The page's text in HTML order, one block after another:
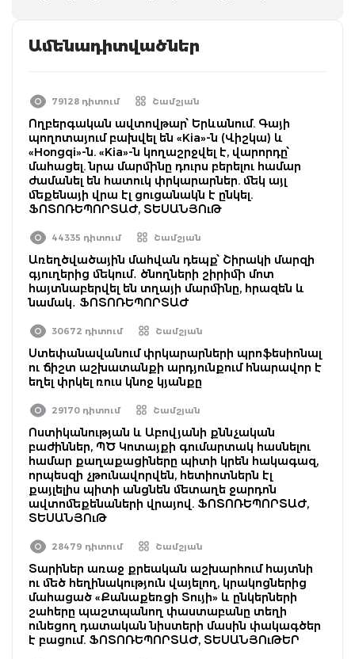
Ամենադիտվածներ
79128 դիտում Շամշյան
Ողբերգական ավտովթար՝ Երևանում. Գայի
պողոտայում բախվել են «Kia»-ն (Վիշկա) և
«Hongqi»-ն. «Kia»-ն կողաշրջվել է, վարորդը՝
մահացել. նրա մարմինը դուրս բերելու համար
ժամանել են հատուկ փրկարարներ. մեկ այլ
մեքենայի վրա էլ ցուցանակն է ընկել.
ՖՈՏՈՌԵՊՈՐՏԱԺ, ՏԵՍԱՆՅՈւԹ
44335 դիտում Շամշյան
Առեղծվածային մահվան դեպք՝ Շիրակի մարզի
գյուղերից մեկում․ ծնողների շիրիմի մոտ
հայտնաբերվել են տղայի մարմինը, հրազեն և
նամակ․ ՖՈՏՈՌԵՊՈՐՏԱԺ
30672 դիտում Շամշյան
Ստեփանավանում փրկարարների պրոֆեսիոնալ
ու ճիշտ աշխատանքի արդյունքում հնարավոր է
եղել փրկել ռուս կնոջ կյանքը
29170 դիտում Շամշյան
Ոստիկանության և Աբովյանի քննչական
բաժիններ, ՊԾ Կոտայքի գումարտակ հասնելու
համար քաղաքացիները պիտի կրեն հակագազ,
որպեսզի չթունավորվեն, հետիոտներն էլ
քայլելիս պիտի անցնեն մետաղե ջարդոն
ավտոմեքենաների վրայով. ՖՈՏՈՌԵՊՈՐՏԱԺ,
ՏԵՍԱՆՅՈւԹ
28479 դիտում Շամշյան
Տարիներ առաջ քրեական աշխարհում հայտնի
ու մեծ հեղինակություն վայելող, կրակոցներից
մահացած «Քանաքեռցի Տույի» և ընկերների
շահերը պաշտպանող փաստաբանը տեղի
ունեցող դատական նիստերի մասին փակագծեր
է բացում. ՖՈՏՈՌԵՊՈՐՏԱԺ, ՏԵՍԱՆՅՈւԹԵՐ